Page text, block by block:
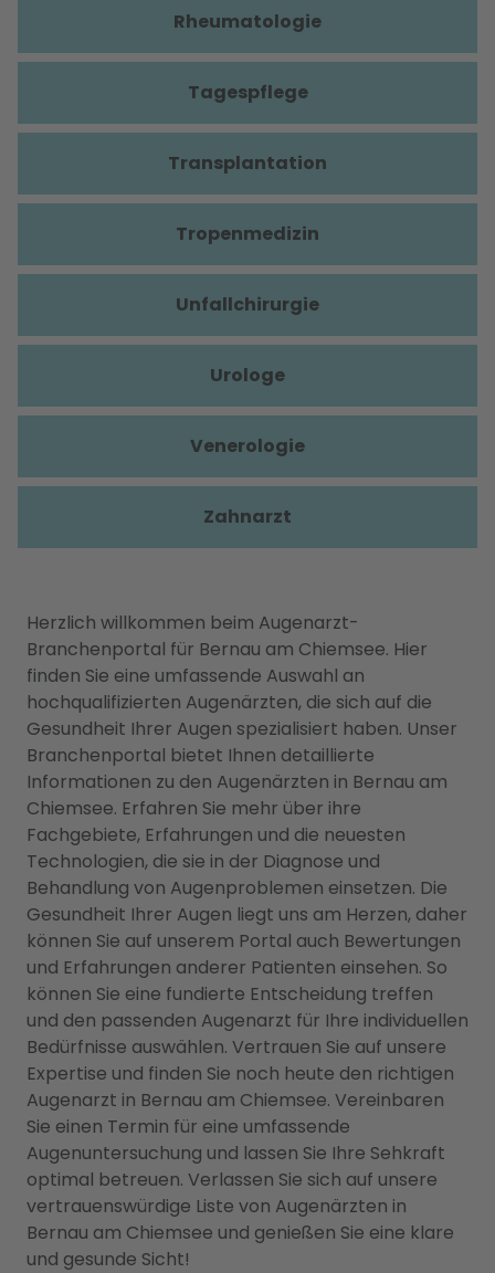
Herzlich willkommen beim Augenarzt-
Branchenportal für Bernau am Chiemsee. Hier
finden Sie eine umfassende Auswahl an
hochqualifizierten Augenärzten, die sich auf die
Gesundheit Ihrer Augen spezialisiert haben. Unser
Branchenportal bietet Ihnen detaillierte
Informationen zu den Augenärzten in Bernau am
Chiemsee. Erfahren Sie mehr über ihre
Fachgebiete, Erfahrungen und die neuesten
Technologien, die sie in der Diagnose und
Behandlung von Augenproblemen einsetzen. Die
Gesundheit Ihrer Augen liegt uns am Herzen, daher
können Sie auf unserem Portal auch Bewertungen
und Erfahrungen anderer Patienten einsehen. So
können Sie eine fundierte Entscheidung treffen
und den passenden Augenarzt für Ihre individuellen
Bedürfnisse auswählen. Vertrauen Sie auf unsere
Expertise und finden Sie noch heute den richtigen
Augenarzt in Bernau am Chiemsee. Vereinbaren
Sie einen Termin für eine umfassende
Augenuntersuchung und lassen Sie Ihre Sehkraft
optimal betreuen. Verlassen Sie sich auf unsere
vertrauenswürdige Liste von Augenärzten in
Bernau am Chiemsee und genießen Sie eine klare
und gesunde Sicht!
Rheumatologie
Tagespflege
Transplantation
Tropenmedizin
Unfallchirurgie
Urologe
Venerologie
Zahnarzt